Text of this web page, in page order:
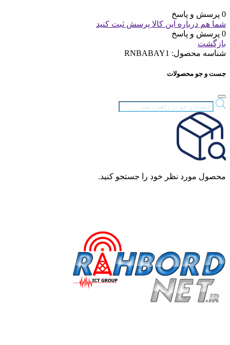
0 پرسش و پاسخ
شما هم درباره این کالا پرسش ثبت کنید
0 پرسش و پاسخ
بازگشت
شناسه محصول: RNBABAY1
جست و جو محصولات
Products
search
محصول مورد نظر خود را جستجو کنید.